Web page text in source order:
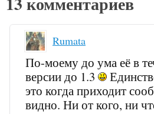
Rumata
По-моему до ума её в
версии до 1.3
это когда приходит
видно. Ни от кого, ни